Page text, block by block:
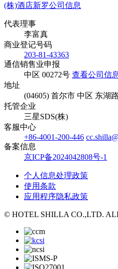
(株)酒店新罗公司信息
代表理事
李富真
商业登记号码
203-81-43363
通信销售业申报
中区 00272号 查看公司信
地址
(04605) 首尔市 中区 东湖
托管企业
三星SDS(株)
客服中心
+86-4001-200-446
备案信息
京ICP备2024042808号-1
个人信息处理政策
使用条款
应用程序隐私政策
© HOTEL SHILLA CO.,LTD.